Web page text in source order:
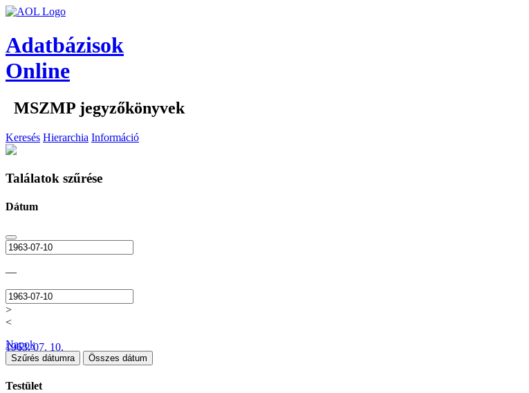
Adatbázisok
Online
MSZMP jegyzőkönyvek
Keresés Hierarchia Információ
Találatok szűrése
Dátum
—
>
<
1963. 07. 10.
Napok
Szűrés dátumra Összes dátum
Testület